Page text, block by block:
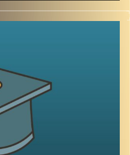
מהי משמעות בעבודה וכיצד
מה התפקיד של המנהלים
בשעה שמאירה זרקור על
דנה פרג, ראשת תוכנית
בבית הספר איבצ'ר
עסקים באוניברסיטת
ותסביר למה לא ניתן לנתק